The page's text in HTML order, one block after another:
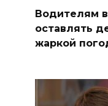
Водителям
оставлять
жаркой